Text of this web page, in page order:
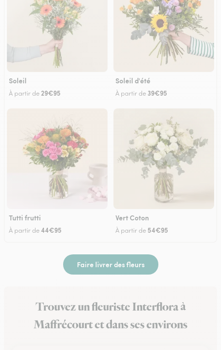
Soleil
À partir de29€95
Soleil d'été
À partir de 39€95
Tutti frutti
À partir de44€95
Vert Coton
À partir de 54€95
Faire livrer des fleurs
Trouvez un fleuriste Interflora à
Maffrécourt et dans ses environs